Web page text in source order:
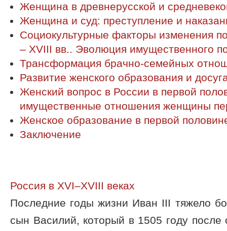
Женщина в древнерусской и
Женщина и суд: преступление и
Социокультурные факторы изменения
– XVIII вв.. Эволюция имущественного
Трансформация брачно-семейных
Развитие женского образования и
Женский вопрос в России в первой
имущественные отношения женщины
Женское образование в первой
Заключение
Россия в XVI–XVIII веках
Последние годы жизни Иван III тяжело
сын Василий, который в 1505 году после